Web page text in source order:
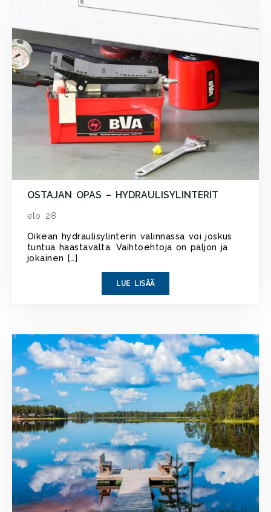
OSTAJAN OPAS – HYDRAULISYLINTERIT
elo 28
Oikean hydraulisylinterin valinnassa voi joskus
tuntua haastavalta. Vaihtoehtoja on paljon ja
jokainen […]
LUE LISÄÄ